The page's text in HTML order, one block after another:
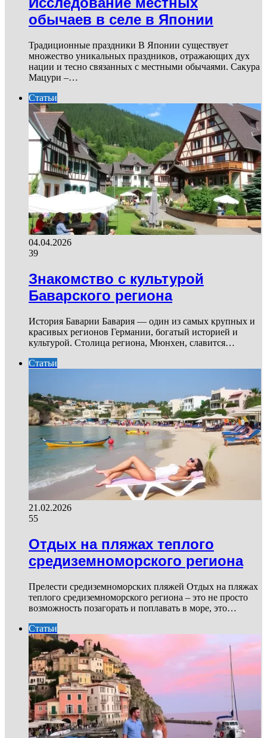
обычаев в селе в Японии
Традиционные праздники В Японии существует
множество уникальных праздников, отражающих дух
нации и тесно связанных с местными обычаями. Сакура
Мацури –…
Статьи
04.04.2026
39
Знакомство с культурой
Баварского региона
История Баварии Бавария — один из самых крупных и
красивых регионов Германии, богатый историей и
культурой. Столица региона, Мюнхен, славится…
Статьи
21.02.2026
55
Отдых на пляжах теплого
средиземноморского региона
Прелести средиземноморских пляжей Отдых на пляжах
теплого средиземноморского региона – это не просто
возможность позагорать и поплавать в море, это…
Статьи